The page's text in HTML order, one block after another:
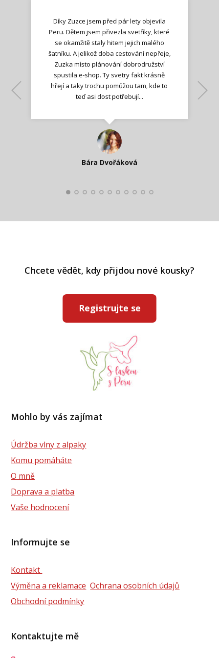
Díky Zuzce jsem před pár lety objevila
Peru. Dětem jsem přivezla svetříky, které
se okamžitě staly hitem jejich malého
šatníku. A jelikož doba cestování nepřeje,
Zuzka místo plánování dobrodružství
spustila e-shop. Ty svetry fakt krásně
hřejí a taky trochu pomůžou tam, kde to
teď asi dost potřebují...
Bára Dvořáková
Jana T.
Kateřina Veleta Štěpánová
Ilona M.
Lenka K.
Nadšená zpráva
Katka Perháčová
Smolková
Lenka K.
Chcete vědět, kdy přijdou nové kousky?
Registrujte se
Mohlo by vás zajímat
Údržba vlny z alpaky
Komu pomáháte
O mně
Doprava a platba
Vaše hodnocení
Informujte se
Kontakt
Výměna a reklamace Ochrana osobních údajů
Obchodní podmínky
Kontaktujte mě